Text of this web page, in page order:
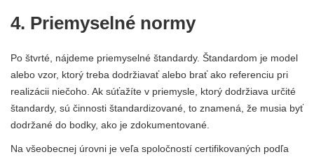
4. Priemyselné normy
Po štvrté, nájdeme priemyselné štandardy. Štandardom je model
alebo vzor, ​​ktorý treba dodržiavať alebo brať ako referenciu pri
realizácii niečoho. Ak súťažíte v priemysle, ktorý dodržiava určité
štandardy, sú činnosti štandardizované, to znamená, že musia byť
dodržané do bodky, ako je zdokumentované.
Na všeobecnej úrovni je veľa spoločností certifikovaných podľa